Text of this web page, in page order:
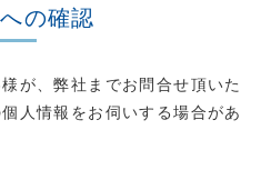
の確認
が、弊社までお問合せ頂いた
人情報をお伺いする場合があ